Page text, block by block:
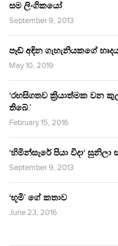
සම ලිංගිකයෝ
September 9, 2013
පෑඩ් අඳින ගැහැනියකගේ
May 10, 2019
‘රහසිගතව ක්‍රියාත්මක වන
තිබේ.’
February 15, 2016
‘හිමින්සැරේ පියා විදා‘ සුනිලා
September 9, 2013
‘භූමි’ ගේ කතාව
June 23, 2016